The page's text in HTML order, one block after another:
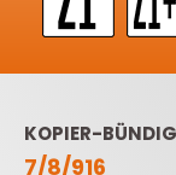
KOPIER-
7/8/916